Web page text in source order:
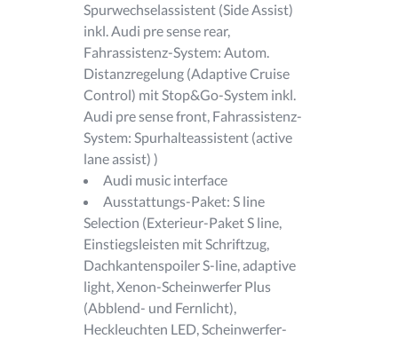
Spurwechselassistent (Side Assist)
inkl. Audi pre sense rear,
Fahrassistenz-System: Autom.
Distanzregelung (Adaptive Cruise
Control) mit Stop&Go-System inkl.
Audi pre sense front, Fahrassistenz-
System: Spurhalteassistent (active
lane assist) )
Audi music interface
Ausstattungs-Paket: S line
Selection (Exterieur-Paket S line,
Einstiegsleisten mit Schriftzug,
Dachkantenspoiler S-line, adaptive
light, Xenon-Scheinwerfer Plus
(Abblend- und Fernlicht),
Heckleuchten LED, Scheinwerfer-